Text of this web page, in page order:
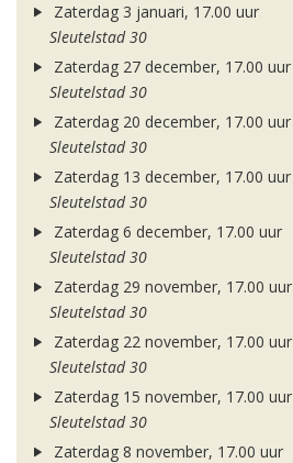
Zaterdag 3 januari, 17.00 uur
Sleutelstad 30
Zaterdag 27 december, 17.00 uur
Sleutelstad 30
Zaterdag 20 december, 17.00 uur
Sleutelstad 30
Zaterdag 13 december, 17.00 uur
Sleutelstad 30
Zaterdag 6 december, 17.00 uur
Sleutelstad 30
Zaterdag 29 november, 17.00 uur
Sleutelstad 30
Zaterdag 22 november, 17.00 uur
Sleutelstad 30
Zaterdag 15 november, 17.00 uur
Sleutelstad 30
Zaterdag 8 november, 17.00 uur